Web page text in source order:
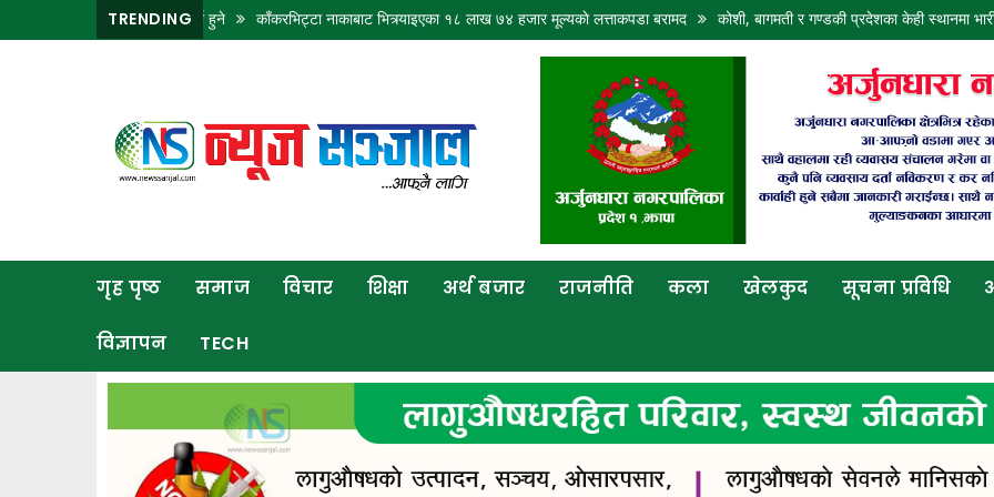
TRENDING
केही ठाउँमा भारी वर्षा हुने काँकरभिट्टा नाकाबाट भित्र्याइएका १८ लाख ७४ हजार मूल्यकाे लत्ताकपडा बरामद कोशी, बागमती र गण्डकी प्रदेशका केही स्थानमा भारी वर्षा हुने
गृह पृष्ठ समाज विचार शिक्षा अर्थ बजार राजनीति कला खेलकुद सूचना प्रविधि
विज्ञापन TECH
राजनीति